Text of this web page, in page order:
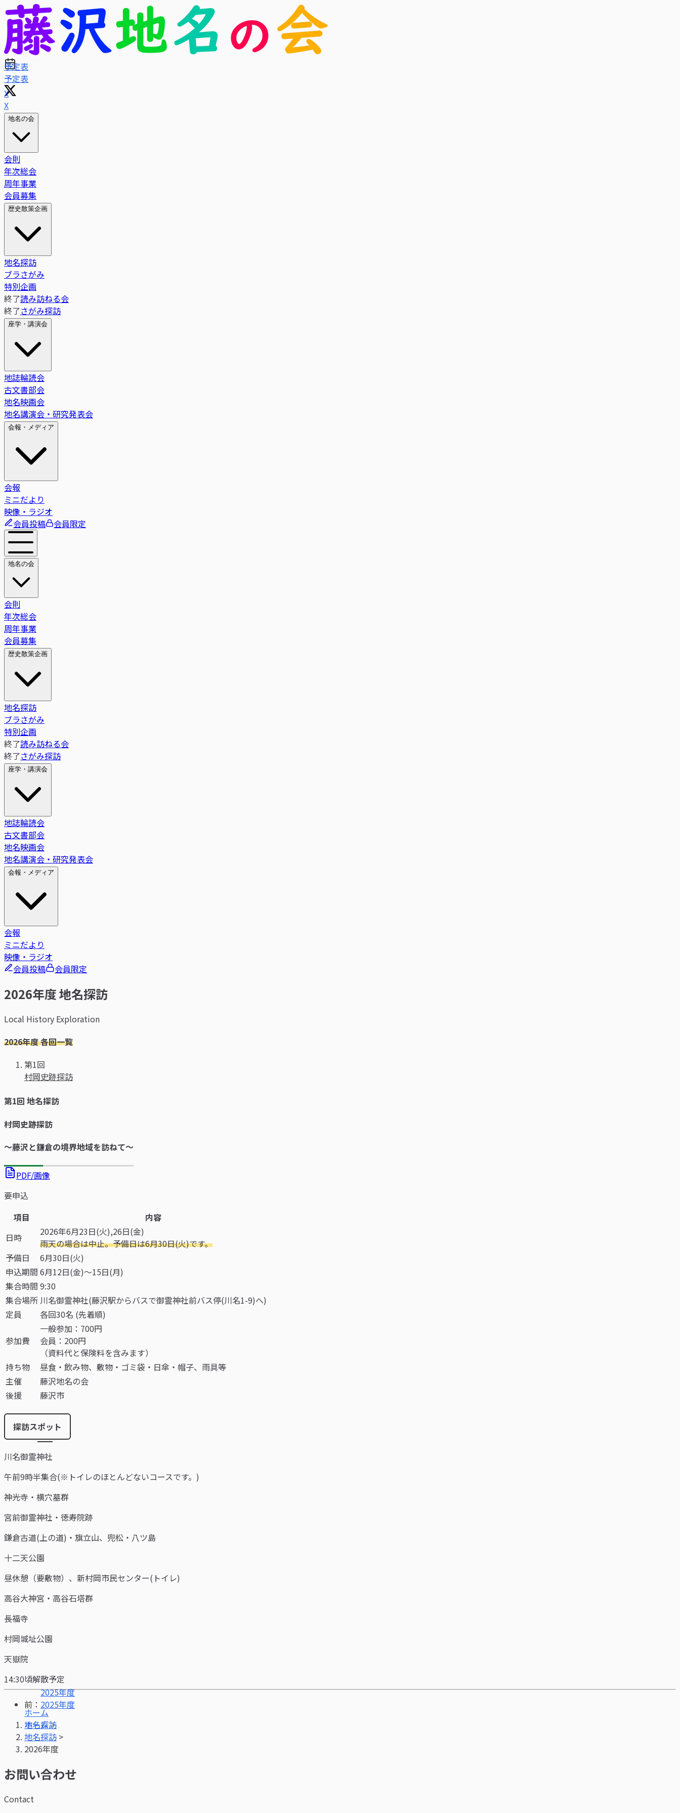
予定表
X
地名の会
会則
年次総会
周年事業
会員募集
歴史散策企画
地名探訪
ブラさがみ
特別企画
終了読み訪ねる会
終了さがみ探訪
座学・講演会
地誌輪読会
古文書部会
地名映画会
地名講演会・研究発表会
会報・メディア
会報
ミニだより
映像・ラジオ
会員投稿
会員限定
地名の会
会則
年次総会
周年事業
会員募集
歴史散策企画
地名探訪
ブラさがみ
特別企画
終了読み訪ねる会
終了さがみ探訪
座学・講演会
地誌輪読会
古文書部会
地名映画会
地名講演会・研究発表会
会報・メディア
会報
ミニだより
映像・ラジオ
会員投稿
会員限定
2026年度 地名探訪
Local History Exploration
2026年度 各回一覧
第1回
村岡史跡探訪
第1回 地名探訪
村岡史跡探訪
～藤沢と鎌倉の境界地域を訪ねて～
PDF/画像
要申込
項目
内容
日時
2026年6月23日(火),26日(金)
雨天の場合は中止。予備日は6月30日(火)です。
予備日
6月30日(火)
申込期間 6月12日(金)～15日(月)
集合時間 9:30
集合場所 川名御霊神社(藤沢駅からバスで御霊神社前バス停(川名1-9)へ)
定員
各回30名 (先着順)
参加費
一般参加：700円
会員：200円
（資料代と保険料を含みます）
持ち物
昼食・飲み物、敷物・ゴミ袋・日傘・帽子、雨具等
主催
藤沢地名の会
後援
藤沢市
探訪スポット
川名御霊神社
午前9時半集合(※トイレのほとんどないコースです。)
神光寺・横穴墓群
宮前御霊神社・徳寿院跡
鎌倉古道(上の道)・旗立山、兜松・八ツ島
十二天公園
昼休憩（要敷物）、新村岡市民センター(トイレ)
高谷大神宮・高谷石塔群
長福寺
村岡城址公園
天嶽院
14:30頃解散予定
前： 2025年度
ホーム>
地名探訪 >
2026年度
お問い合わせ
Contact